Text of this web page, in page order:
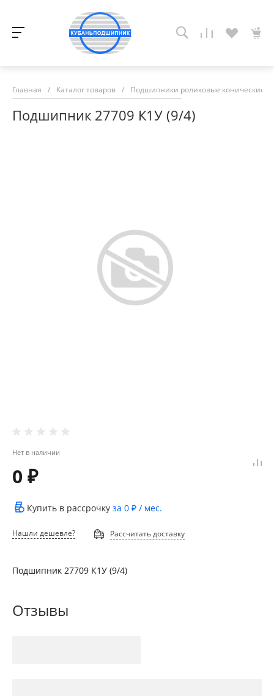
Главная / Каталог товаров / Подшипники роликовые конические
Подшипник 27709 К1У (9/4)
Нет в наличии
0 ₽
Купить в рассрочку за 0 ₽ / мес.
Нашли дешевле? Рассчитать доставку
Подшипник 27709 К1У (9/4)
Отзывы